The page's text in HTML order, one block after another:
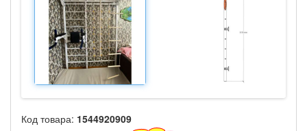
Код товара: 1544920909